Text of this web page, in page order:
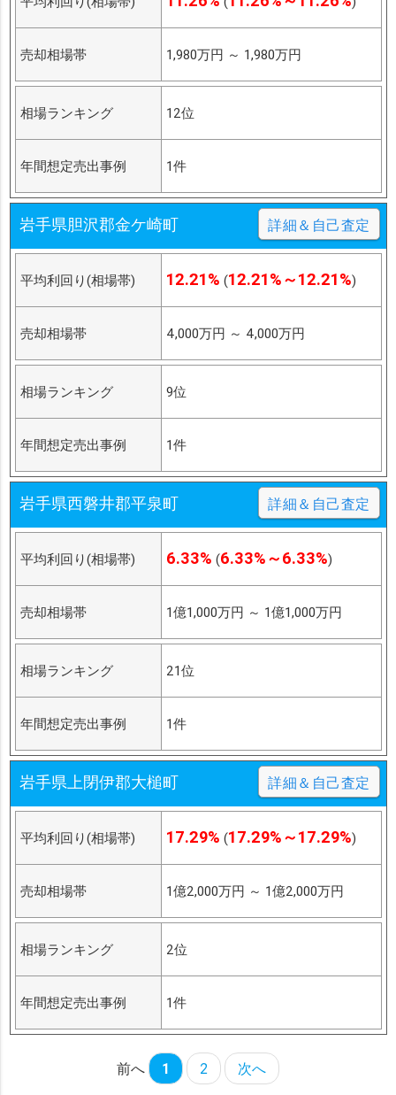
売却相場帯 1,980万円 ～ 1,980万円
相場ランキング 12位
年間想定売出事例 1件
岩手県胆沢郡金ケ崎町 詳細＆自己査定
平均利回り(相場帯) 12.21% (12.21%～12.21%)
売却相場帯 4,000万円 ～ 4,000万円
相場ランキング 9位
年間想定売出事例 1件
岩手県西磐井郡平泉町 詳細＆自己査定
平均利回り(相場帯) 6.33% (6.33%～6.33%)
売却相場帯 1億1,000万円 ～ 1億1,000万円
相場ランキング 21位
年間想定売出事例 1件
岩手県上閉伊郡大槌町 詳細＆自己査定
平均利回り(相場帯) 17.29% (17.29%～17.29%)
売却相場帯 1億2,000万円 ～ 1億2,000万円
相場ランキング 2位
年間想定売出事例 1件
前へ 1 2 次へ